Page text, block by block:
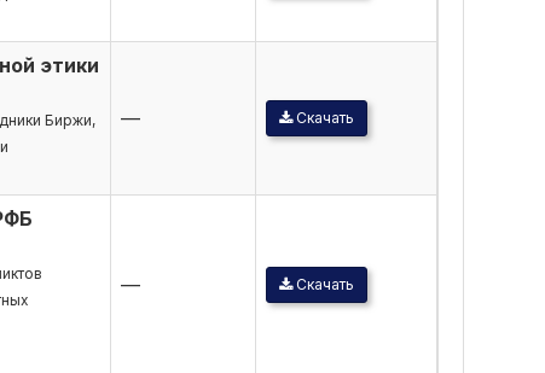
этики
Биржи,
— Скачать
— Скачать